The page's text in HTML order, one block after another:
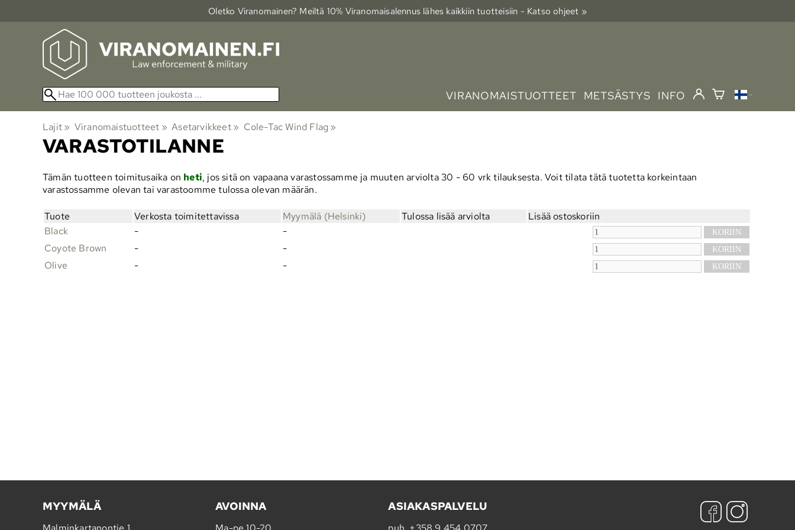
Oletko Viranomainen? Meiltä 10% Viranomais­alennus lähes kaikkiin tuotteisiin - Katso ohjeet »
VIRANOMAISTUOTTEET METSÄSTYS INFO
Lajit‪» Viranomaistuotteet ‪» Asetarvikkeet ‪» Cole-Tac Wind Flag ‪»
VARASTOTILANNE
Tämän tuotteen toimitusaika on heti, jos sitä on vapaana varastossamme ja muuten arviolta30 - 60 vrktilauksesta. Voit tilata tätä tuotetta korkeintaan
varastossamme olevan tai varastoomme tulossa olevan määrän.
Tuote Verkosta toimitettavissa Myymälä (Helsinki) Tulossa lisää arviolta
Lisää ostoskoriin
Black
-
-
Coyote Brown
-
-
Olive
- -
MYYMÄLÄ AVOINNA ASIAKASPALVELU